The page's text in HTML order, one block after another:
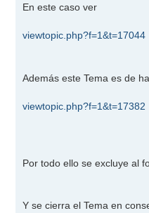
En este caso ver
viewtopic.php?f=1&t=17044
Además este Tema es de
viewtopic.php?f=1&t=17382
Por todo ello se excluye al
Y se cierra el Tema en